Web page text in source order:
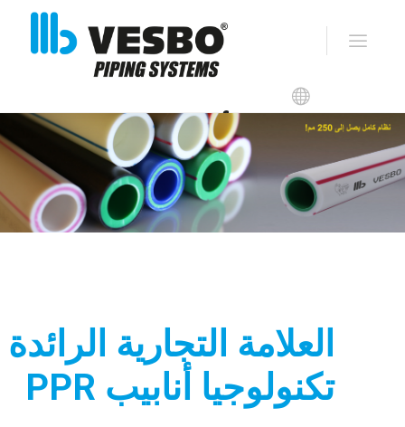
بي بي – أر VESBO
العلامة التجارية
تكنولوجيا أنابيب PPR